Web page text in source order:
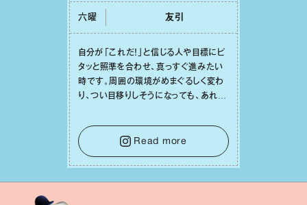
六曜 友引
⾃分が「これだ！」と信じる⼈や⽬標にピ
タッと照準を合わせ、真っすぐ進みたい
時です。周囲の環境がめまぐるしく変わ
り、つい⽬移りしそうになっても、あれこ
をそっと⼿放し、⽬の前のことに集中しま
しょう。そのブレない決意が、あなたにと
って有意義で安定した成果を引き寄せま
す。
Read more